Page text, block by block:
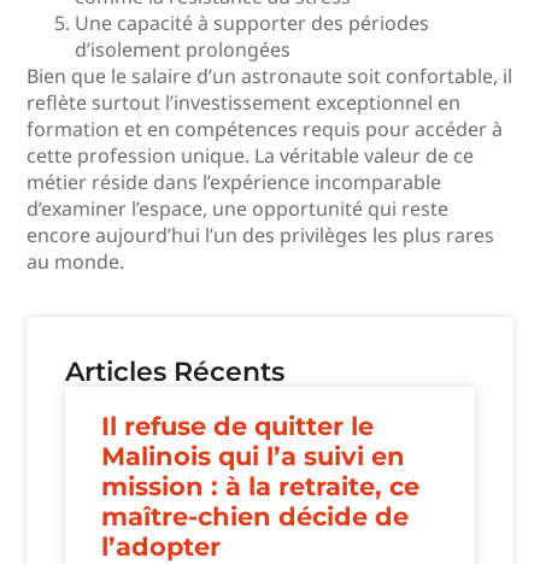
Une capacité à supporter des périodes
d’isolement prolongées
Bien que le salaire d’un astronaute soit confortable, il
reflète surtout l’investissement exceptionnel en
formation et en compétences requis pour accéder à
cette profession unique. La véritable valeur de ce
métier réside dans l’expérience incomparable
d’examiner l’espace, une opportunité qui reste
encore aujourd’hui l’un des privilèges les plus rares
au monde.
Articles Récents
Il refuse de quitter le
Malinois qui l’a suivi en
mission : à la retraite, ce
maître-chien décide de
l’adopter